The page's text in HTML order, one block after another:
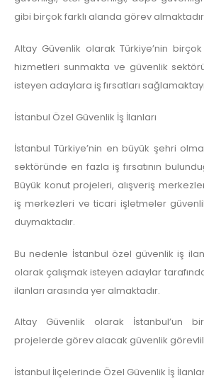
gibi birçok farklı alanda görev
Altay Güvenlik olarak Türkiye’nin
hizmetleri sunmakta ve güvenlik
isteyen adaylara iş fırsatları
İstanbul Özel Güvenlik İş İlanları
İstanbul Türkiye’nin en büyük şehri
sektöründe en fazla iş fırsatının
Büyük konut projeleri, alışveriş
iş merkezleri ve ticari işletmeler
duymaktadır.
Bu nedenle İstanbul özel güvenlik iş
olarak çalışmak isteyen adaylar
ilanları arasında yer almaktadır.
Altay Güvenlik olarak İstanbul’un
projelerde görev alacak güvenlik
İstanbul İlçelerinde Özel Güvenlik İş